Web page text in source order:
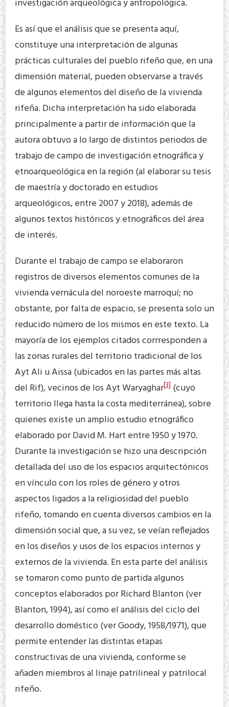
investigación arqueológica y antropológica.
Es así que el análisis que se presenta aquí,
constituye una interpretación de algunas
prácticas culturales del pueblo rifeño que, en una
dimensión material, pueden observarse a través
de algunos elementos del diseño de la vivienda
rifeña. Dicha interpretación ha sido elaborada
principalmente a partir de información que la
autora obtuvo a lo largo de distintos periodos de
trabajo de campo de investigación etnográfica y
etnoarqueológica en la región (al elaborar su tesis
de maestría y doctorado en estudios
arqueológicos, entre 2007 y 2018), además de
algunos textos históricos y etnográficos del área
de interés.
Durante el trabajo de campo se elaboraron
registros de diversos elementos comunes de la
vivienda vernácula del noroeste marroquí; no
obstante, por falta de espacio, se presenta solo un
reducido número de los mismos en este texto. La
mayoría de los ejemplos citados corrresponden a
las zonas rurales del territorio tradicional de los
Ayt Ali u Aissa (ubicados en las partes más altas
del Rif), vecinos de los Ayt Waryaghar[3] (cuyo
territorio llega hasta la costa mediterránea), sobre
quienes existe un amplio estudio etnográfico
elaborado por David M. Hart entre 1950 y 1970.
Durante la investigación se hizo una descripción
detallada del uso de los espacios arquitectónicos
en vínculo con los roles de género y otros
aspectos ligados a la religiosidad del pueblo
rifeño, tomando en cuenta diversos cambios en la
dimensión social que, a su vez, se veían reflejados
en los diseños y usos de los espacios internos y
externos de la vivienda. En esta parte del análisis
se tomaron como punto de partida algunos
conceptos elaborados por Richard Blanton (ver
Blanton, 1994), así como el análisis del ciclo del
desarrollo doméstico (ver Goody, 1958/1971), que
permite entender las distintas etapas
constructivas de una vivienda, conforme se
añaden miembros al linaje patrilineal y patrilocal
rifeño.